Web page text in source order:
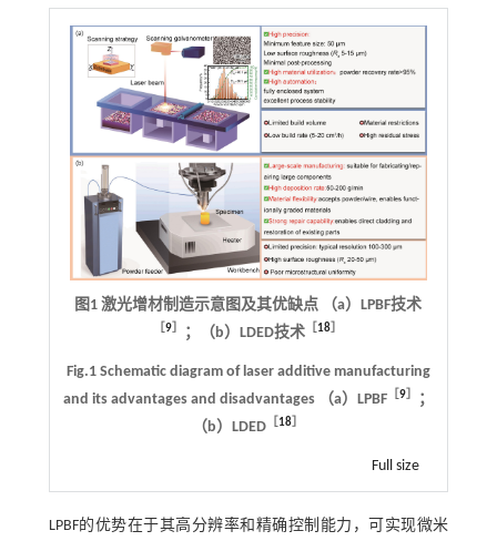
图1 激光增材制造示意图及其优缺点 （a）LPBF技术
［9］ ；（b）LDED技术 18］
Fig.1 Schematic diagram of laser additive manufacturing
and its advantages and disadvantages （a）LPBF［ 9］
；
（b）LDED
18］
Full size
LPBF的优势在于其高分辨率和精确控制能力，可实现微米